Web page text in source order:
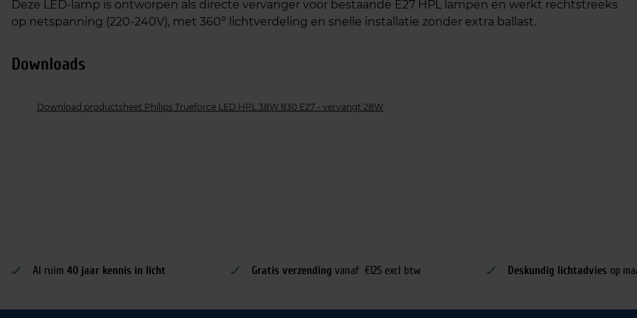
Deze LED-lamp is ontworpen als directe vervanger voor bestaande E27 HPL lampen en werkt rechtstreeks
op netspanning (220-240V), met 360° lichtverdeling en snelle installatie zonder extra ballast.
Downloads
Download productsheet Philips Trueforce LED HPL 38W 830 E27 - vervangt 28W
Al ruim 40 jaar kennis in licht Gratis verzending vanaf €125 excl btw Deskundig lichtadvies op